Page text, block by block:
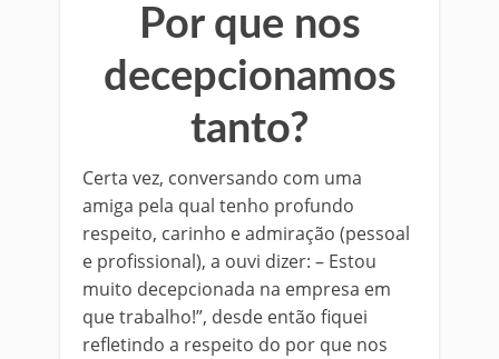
Por que nos
decepcionamos
tanto?
Certa vez, conversando com uma
amiga pela qual tenho profundo
respeito, carinho e admiração (pessoal
e profissional), a ouvi dizer: – Estou
muito decepcionada na empresa em
que trabalho!”, desde então fiquei
refletindo a respeito do por que nos